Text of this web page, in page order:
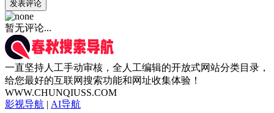
发表评论
暂无评论...
一直坚持人工手动审核，全人工编辑的开放式网站分类目录，
给您最好的互联网搜索功能和网址收集体验！
WWW.CHUNQIUSS.COM
影视导航 | AI导航